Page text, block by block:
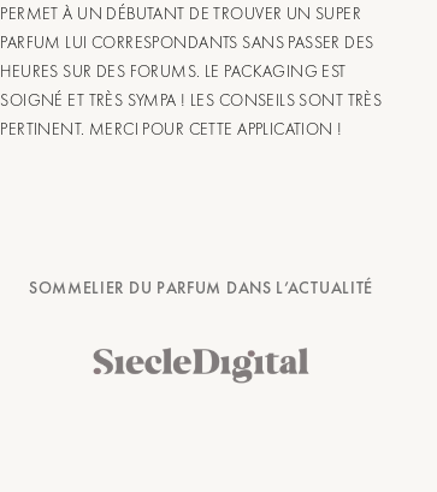
PERMET À UN DÉBUTANT DE TROUVER UN SUPER
PARFUM LUI CORRESPONDANTS SANS PASSER DES
HEURES SUR DES FORUMS. LE PACKAGING EST
SOIGNÉ ET TRÈS SYMPA ! LES CONSEILS SONT TRÈS
PERTINENT. MERCI POUR CETTE APPLICATION !
SOMMELIER DU PARFUM DANS L’ACTUALITÉ